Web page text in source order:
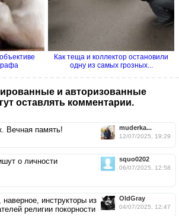
Как теща и коллектор остановили
одну из самых грозных...
и авторизованные
оставлять комментарии.
muderka...
12/07/2025, 19:29
Вечная память!
squo0202
06/07/2025, 12:58
о личности
OldGray
04/07/2025, 12:47
инструкторы из
религии покорности